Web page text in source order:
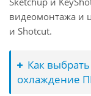
видеомонтажа и
и Shotcut.
Как
охлаждение